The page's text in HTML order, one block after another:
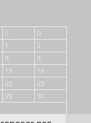
S
D
1
2
8
9
15
16
22
23
29
30